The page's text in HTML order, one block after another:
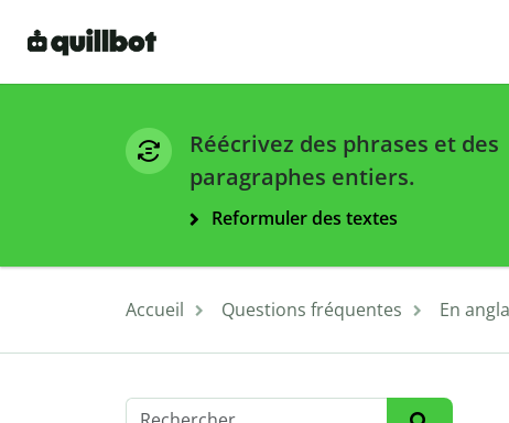
Réécrivez des phrases et des
paragraphes entiers.
Reformuler des textes
Accueil Questions fréquentes En